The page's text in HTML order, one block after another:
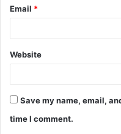
Email *
Website
Save my name, email,
time I comment.